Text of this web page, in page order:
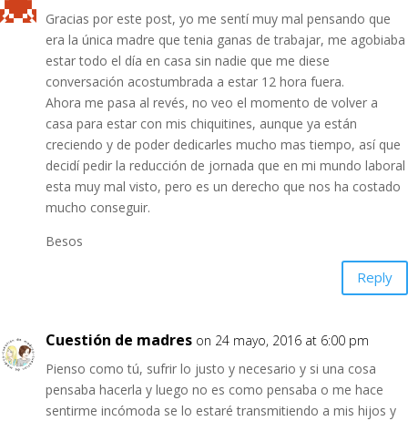
Gracias por este post, yo me sentí muy mal pensando que
era la única madre que tenia ganas de trabajar, me agobiaba
estar todo el día en casa sin nadie que me diese
conversación acostumbrada a estar 12 hora fuera.
Ahora me pasa al revés, no veo el momento de volver a
casa para estar con mis chiquitines, aunque ya están
creciendo y de poder dedicarles mucho mas tiempo, así que
decidí pedir la reducción de jornada que en mi mundo laboral
esta muy mal visto, pero es un derecho que nos ha costado
mucho conseguir.
Besos
Reply
Cuestión de madres on 24 mayo, 2016 at 6:00 pm
Pienso como tú, sufrir lo justo y necesario y si una cosa
pensaba hacerla y luego no es como pensaba o me hace
sentirme incómoda se lo estaré transmitiendo a mis hijos y